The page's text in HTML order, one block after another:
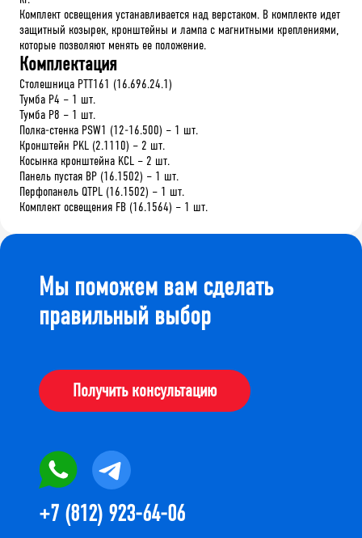
Комплект освещения устанавливается над верстаком. В комплекте идет
защитный козырек, кронштейны и лампа с магнитными креплениями,
которые позволяют менять ее положение.
Комплектация
Столешница PTT161 (16.696.24.1)
Тумба P4 – 1 шт.
Тумба P8 – 1 шт.
Полка-стенка PSW1 (12-16.500) – 1 шт.
Кронштейн PKL (2.1110) – 2 шт.
Косынка кронштейна KCL – 2 шт.
Панель пустая BP (16.1502) – 1 шт.
Перфопанель QTPL (16.1502) – 1 шт.
Комплект освещения FB (16.1564) – 1 шт.
Мы поможем вам сделать
правильный выбор
Получить консультацию
+7 (812) 923-64-06